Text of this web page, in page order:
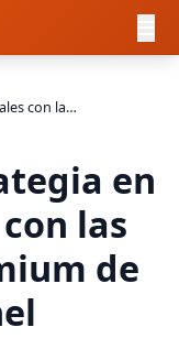
Potencia tu Estrategia en Redes Sociales con las Soluciones Premium de Godofpanel
en
las
de